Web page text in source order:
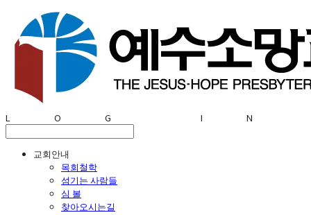
LOG IN
교회안내
목회철학
섬기는 사람들
심 볼
찾아오시는길